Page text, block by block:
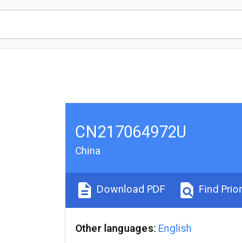
CN217064972U
China
Download PDF Find
Other languages English